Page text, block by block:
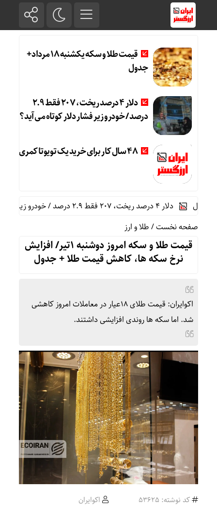
قیمت طلا و سکه یکشنبه 18 مرداد+
جدول
دلار ۴ درصد ریخت، ۲۰۷ فقط ۲.۹
درصد / خودرو زیر فشار دلار کوتاه می‌آید؟
۴۸ سال کار برای خرید یک تویوتا کمری
دلار ۴ درصد ریخت، ۲۰۷ فقط ۲.۹ درصد / خودرو زیر فشار دلار کوتاه می‌آید؟
صفحه نخست/طلا و ارز
قیمت طلا و سکه امروز دوشنبه 1تیر/ افزایش
نرخ سکه ها، کاهش قیمت طلا + جدول
اکوایران: قیمت طلای 18عیار در معاملات امروز کاهشی
شد. اما سکه ها روندی افزایشی داشتند.
کد نوشته: 53625
اکوایران